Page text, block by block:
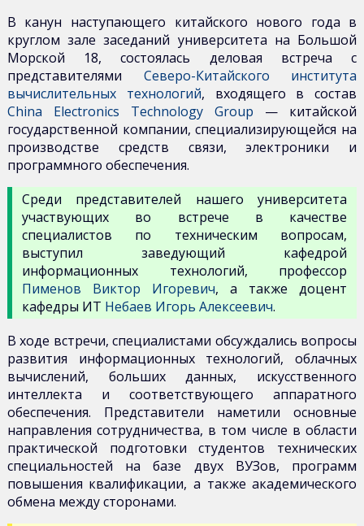
В канун наступающего китайского нового года в
круглом зале заседаний университета на Большой
Морской 18, состоялась деловая встреча с
представителями Северо-Китайского института
вычислительных технологий, входящего в состав
China Electronics Technology Group — китайской
государственной компании, специализирующейся на
производстве средств связи, электроники и
программного обеспечения.
Среди представителей нашего университета
участвующих во встрече в качестве
специалистов по техническим вопросам,
выступил заведующий кафедрой
информационных технологий, профессор
Пименов Виктор Игоревич, а также доцент
кафедры ИТ Небаев Игорь Алексеевич.
В ходе встречи, специалистами обсуждались вопросы
развития информационных технологий, облачных
вычислений, больших данных, искусственного
интеллекта и соответствующего аппаратного
обеспечения. Представители наметили основные
направления сотрудничества, в том числе в области
практической подготовки студентов технических
специальностей на базе двух ВУЗов, программ
повышения квалификации, а также академического
обмена между сторонами.